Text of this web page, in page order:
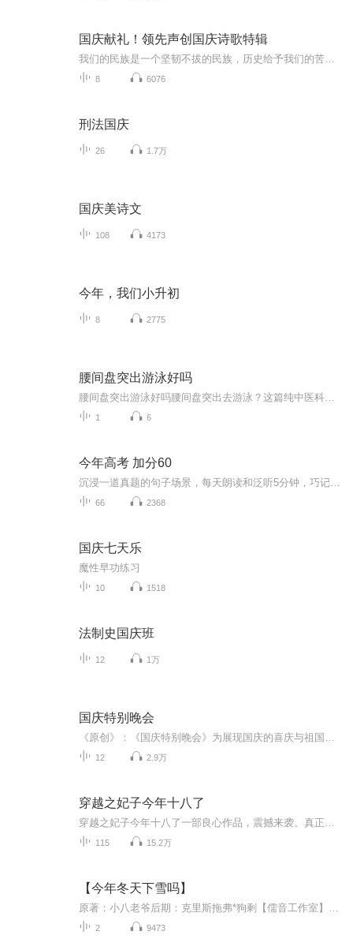
国庆献礼！领先声创国庆诗歌特辑
8 6076
刑法国庆
26 1.7万
国庆美诗文
108 4173
今年，我们小升初
8 2775
腰间盘突出游泳好吗
1 6
今年高考 加分60
66 2368
国庆七天乐
魔性早功练习
10 1518
法制史国庆班
12 1万
国庆特别晚会
12 2.9万
穿越之妃子今年十八了
115 15.2万
【今年冬天下雪吗】
2 9473